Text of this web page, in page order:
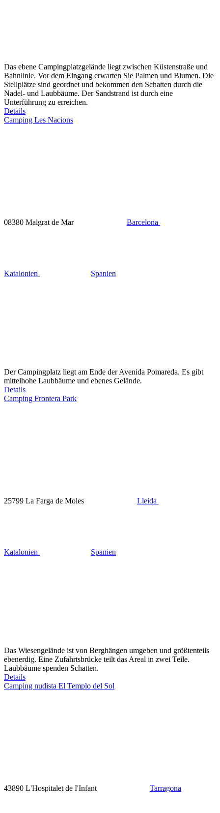
Das ebene Campingplatzgelände liegt zwischen Küstenstraße und
Bahnlinie. Vor dem Eingang erwarten Sie Palmen und Blumen. Die
Stellplätze sind geordnet und bekommen den Schatten durch die
Nadel- und Laubbäume. Der Sandstrand ist durch eine
Unterführung zu erreichen.
Details
Camping Les Nacions
08380 Malgrat de Mar Barcelona
Katalonien Spanien
Der Campingplatz liegt am Ende der Avenida Pomareda. Es gibt
mittelhohe Laubbäume und ebenes Gelände.
Details
Camping Frontera Park
25799 La Farga de Moles Lleida
Katalonien Spanien
Das Wiesengelände ist von Berghängen umgeben und größtenteils
ebenerdig. Eine Zufahrtsbrücke teilt das Areal in zwei Teile.
Laubbäume spenden Schatten.
Details
Camping nudista El Templo del Sol
43890 L'Hospitalet de I'Infant Tarragona